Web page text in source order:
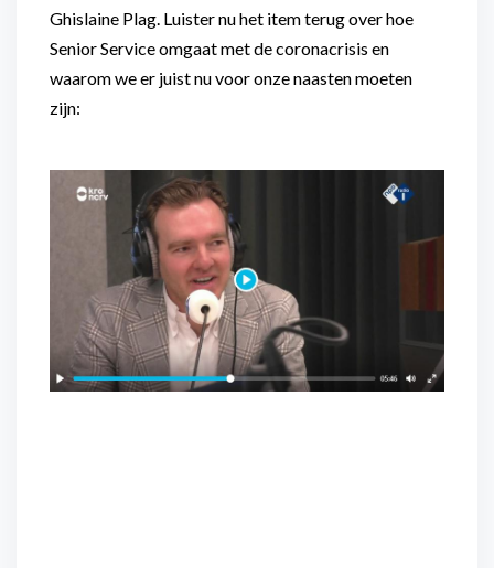
Ghislaine Plag. Luister nu het item terug over hoe
Senior Service omgaat met de coronacrisis en
waarom we er juist nu voor onze naasten moeten
zijn: